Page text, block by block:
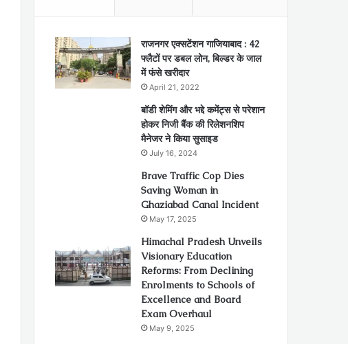
राजनगर एक्सटेंशन गाजियाबाद : 42
फ्लैटों पर डबल लोन, बिल्डर के जाल
में फंसे खरीदार
April 21, 2022
बॉडी शेमिंग और भद्दे कमेंट्स से परेशान
होकर निजी बैंक की रिलेशनशिप
मैनेजर ने किया सुसाइड
July 16, 2024
Brave Traffic Cop Dies
Saving Woman in
Ghaziabad Canal Incident
May 17, 2025
Himachal Pradesh Unveils
Visionary Education
Reforms: From Declining
Enrolments to Schools of
Excellence and Board
Exam Overhaul
May 9, 2025